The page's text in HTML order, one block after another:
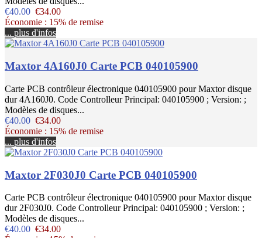
€40.00 €34.00
Économie : 15% de remise
... plus d'infos
Maxtor 4A160J0 Carte PCB 040105900
Carte PCB contrôleur électronique 040105900 pour Maxtor disque
dur 4A160J0. Code Controlleur Principal: 040105900 ; Version: ;
Modèles de disques...
€40.00 €34.00
Économie : 15% de remise
... plus d'infos
Maxtor 2F030J0 Carte PCB 040105900
Carte PCB contrôleur électronique 040105900 pour Maxtor disque
dur 2F030J0. Code Controlleur Principal: 040105900 ; Version: ;
Modèles de disques...
€40.00 €34.00